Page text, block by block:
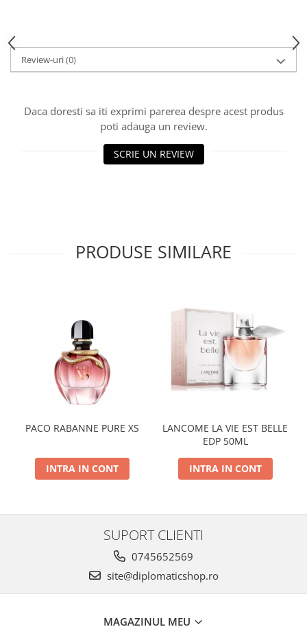
Review-uri(0)
Daca doresti sa iti exprimi parerea despre acest produs
poti adauga un review.
SCRIE UN REVIEW
PRODUSE SIMILARE
PACO RABANNE PURE XS
INTRA IN CONT
LANCOME LA VIE EST BELLE
EDP 50ML
INTRA IN CONT
SUPORT CLIENTI
0745652569
site@diplomaticshop.ro
MAGAZINUL MEU